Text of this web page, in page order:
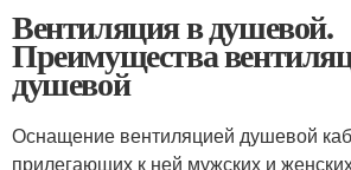
Вентиляция в душевой.
Преимущества
душевой
Оснащение вентиляцией душевой
прилегающих к ней мужских и